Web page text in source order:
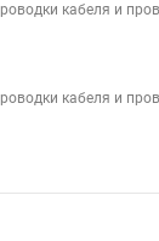
кабеля и
кабеля и